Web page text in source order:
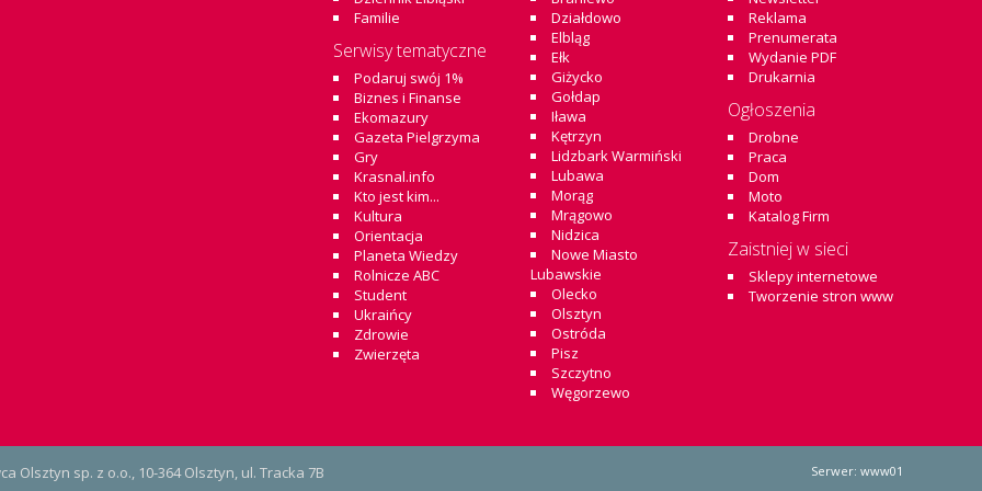
Reklama
Prenumerata
Wydanie PDF
Drukarnia
Ogłoszenia
Drobne
Praca
Dom
Moto
Katalog Firm
Zaistniej w sieci
Sklepy internetowe
Tworzenie stron www
Działdowo
Elbląg
Ełk
Giżycko
Gołdap
Iława
Kętrzyn
Lidzbark Warmiński
Lubawa
Morąg
Mrągowo
Nidzica
Nowe Miasto
Lubawskie
Olecko
Olsztyn
Ostróda
Pisz
Szczytno
Węgorzewo
Familie
Serwisy tematyczne
Podaruj swój 1%
Biznes i Finanse
Ekomazury
Gazeta Pielgrzyma
Gry
Krasnal.info
Kto jest kim...
Kultura
Orientacja
Planeta Wiedzy
Rolnicze ABC
Student
Ukraińcy
Zdrowie
Zwierzęta
Olsztyn sp. z o.o., 10-364 Olsztyn, ul. Tracka 7B Serwer: www01